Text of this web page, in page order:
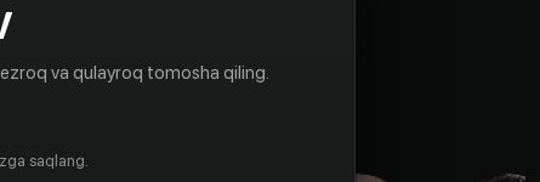
va qulayroq tomosha qiling.
saqlang.